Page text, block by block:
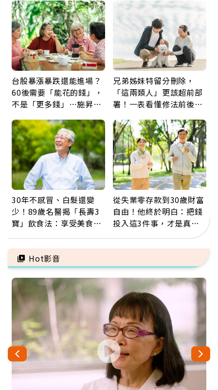
鍵
台股暴漲暴跌還能進場？
60後需要「能花的錢」，
不是「更多錢」…施昇
票
兄弟姊妹特留分刪除，
「這兩類人」更該超前部
署！一表看懂修法前後差
更多
30年不感冒、白髮還變
少！89歲名醫揭「長壽3
寶」飲食法：享受美食不
從失業零存款到30歲財富
自由！他終於明白：把錢
投入這3件事，才是真正
Hot影音